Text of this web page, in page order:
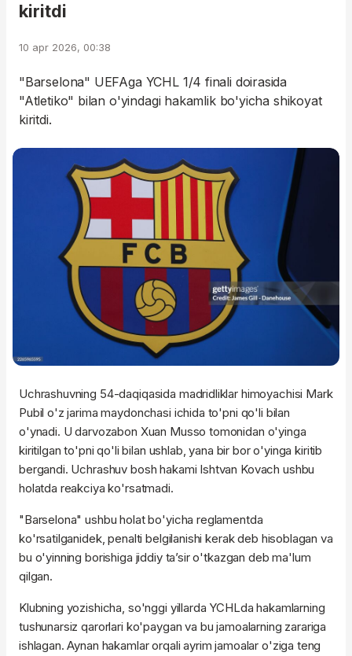
kiritdi
10 apr 2026, 00:38
"Barselona" UEFAga YCHL 1/4 finali doirasida
"Atletiko" bilan o'yindagi hakamlik bo'yicha shikoyat
kiritdi.
Uchrashuvning 54-daqiqasida madridliklar himoyachisi Mark
Pubil o'z jarima maydonchasi ichida to'pni qo'li bilan
o'ynadi. U darvozabon Xuan Musso tomonidan o'yinga
kiritilgan to'pni qo'li bilan ushlab, yana bir bor o'yinga kiritib
bergandi. Uchrashuv bosh hakami Ishtvan Kovach ushbu
holatda reakciya ko'rsatmadi.
"Barselona" ushbu holat bo'yicha reglamentda
ko'rsatilganidek, penalti belgilanishi kerak deb hisoblagan va
bu o'yinning borishiga jiddiy ta’sir o'tkazgan deb ma'lum
qilgan.
Klubning yozishicha, so'nggi yillarda YCHLda hakamlarning
tushunarsiz qarorlari ko'paygan va bu jamoalarning zarariga
ishlagan. Aynan hakamlar orqali ayrim jamoalar o'ziga teng